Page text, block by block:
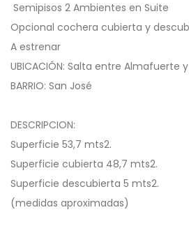
️ Semipisos 2 Ambientes en Suite
Opcional cochera cubierta y
A estrenar
UBICACIÓN: Salta entre Almafuerte
BARRIO: San José
️DESCRIPCION:
Superficie 53,7 mts2.
Superficie cubierta 48,7 mts2.
Superficie descubierta 5 mts2.
(medidas aproximadas)